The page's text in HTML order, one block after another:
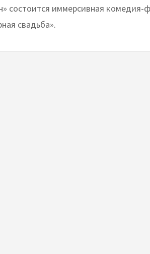
состоится иммерсивная комедия-
свадьба».